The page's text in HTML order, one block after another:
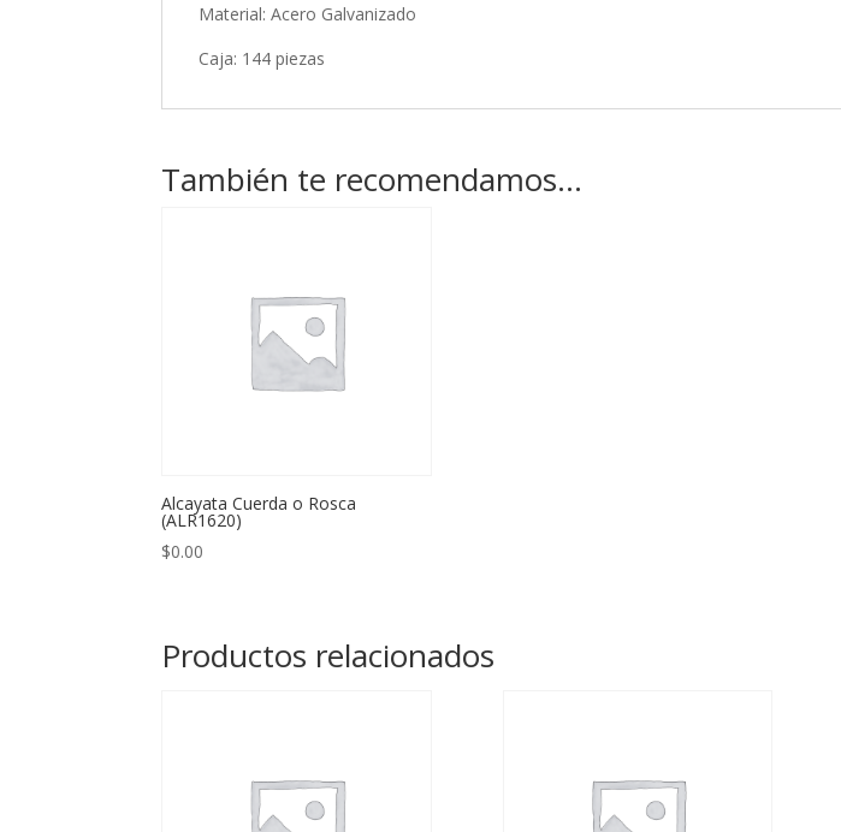
Material: Acero Galvanizado
Caja: 144 piezas
También te recomendamos…
Alcayata Cuerda o Rosca
(ALR1620)
$0.00
Productos relacionados